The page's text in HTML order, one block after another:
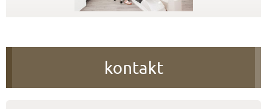
kontakt